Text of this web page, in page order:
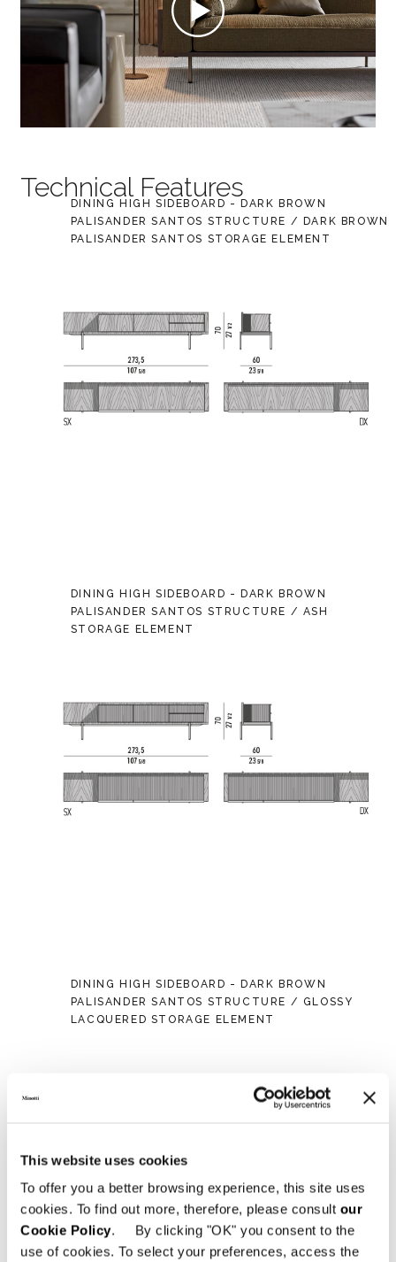
This website uses cookies
To offer you a better browsing experience, this site uses
cookies. To find out more, therefore, please consult our
Cookie Policy. By clicking "OK" you consent to the
use of cookies. To select your preferences, access the
Technical Features
DINING HIGH SIDEBOARD - DARK BROWN
PALISANDER SANTOS STRUCTURE / DARK BROWN
PALISANDER SANTOS STORAGE ELEMENT
DINING HIGH SIDEBOARD - DARK BROWN
PALISANDER SANTOS STRUCTURE / ASH
STORAGE ELEMENT
DINING HIGH SIDEBOARD - DARK BROWN
PALISANDER SANTOS STRUCTURE / GLOSSY
LACQUERED STORAGE ELEMENT